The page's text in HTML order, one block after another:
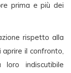
prima e più dei
rispetto alla
il confronto,
indiscutibile